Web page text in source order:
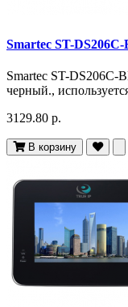
Smartec ST-
Smartec ST-DS206C-
черный.,
3129.80 р.
В корзину